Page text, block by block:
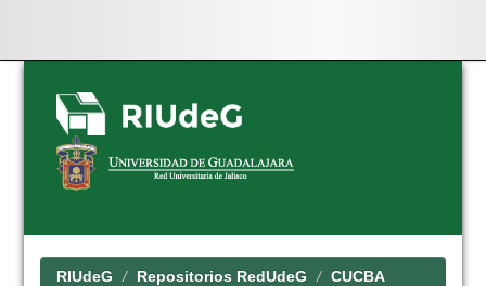
Skip
navigation
RIUdeG Repositorios RedUdeG CUCBA